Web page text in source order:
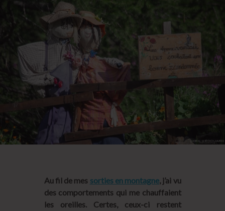
Au fil de mes sorties en montagne, j’ai vu
des comportements qui me chauffaient
les oreilles. Certes, ceux-ci restent